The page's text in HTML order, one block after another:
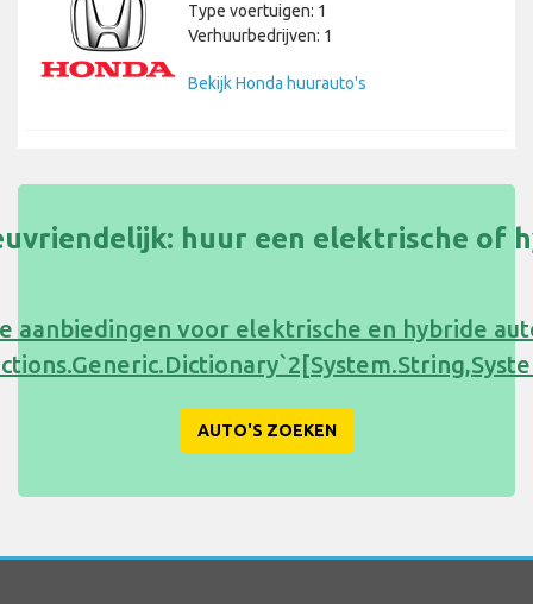
Type voertuigen: 1
Verhuurbedrijven: 1
Bekijk Honda huurauto's
huur een elektrische of
aanbiedingen voor elektrische en hybride
AUTO'S ZOEKEN